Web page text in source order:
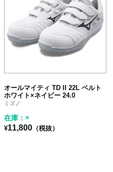
オールマイティ TD II 22L ベルト
ホワイト×ネイビー 24.0
ミズノ
在庫：×
¥11,800 （税抜）